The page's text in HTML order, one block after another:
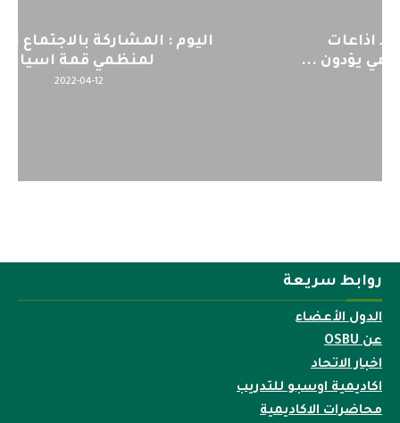
اليوم : المشاركة بالاجتماع التحضيري
لمنظمي قمة اسيا...
روابط سريعة
الدول الأعضاء
عن OSBU
اخبار الاتحاد
اكاديمية اوسبو للتدريب
محاضرات الاكاديمية